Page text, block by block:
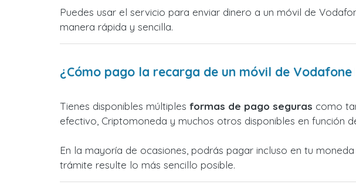
Puedes usar el servicio para enviar dinero a un móvil de
manera rápida y sencilla.
¿Cómo pago la recarga de un móvil de Vodafone
Tienes disponibles múltiples formas de pago seguras como
efectivo, Criptomoneda y muchos otros disponibles en función
En la mayoría de ocasiones, podrás pagar incluso en tu
trámite resulte lo más sencillo posible.